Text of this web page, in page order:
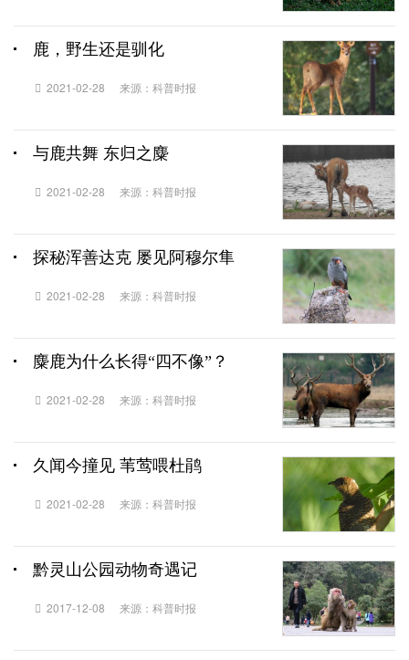
鹿，野生还是驯化
2021-02-28 来源：科普时报
与鹿共舞 东归之麋
2021-02-28 来源：科普时报
探秘浑善达克 屡见阿穆尔隼
2021-02-28 来源：科普时报
麋鹿为什么长得“四不像”？
2021-02-28 来源：科普时报
久闻今撞见 苇莺喂杜鹃
2021-02-28 来源：科普时报
黔灵山公园动物奇遇记
2017-12-08 来源：科普时报